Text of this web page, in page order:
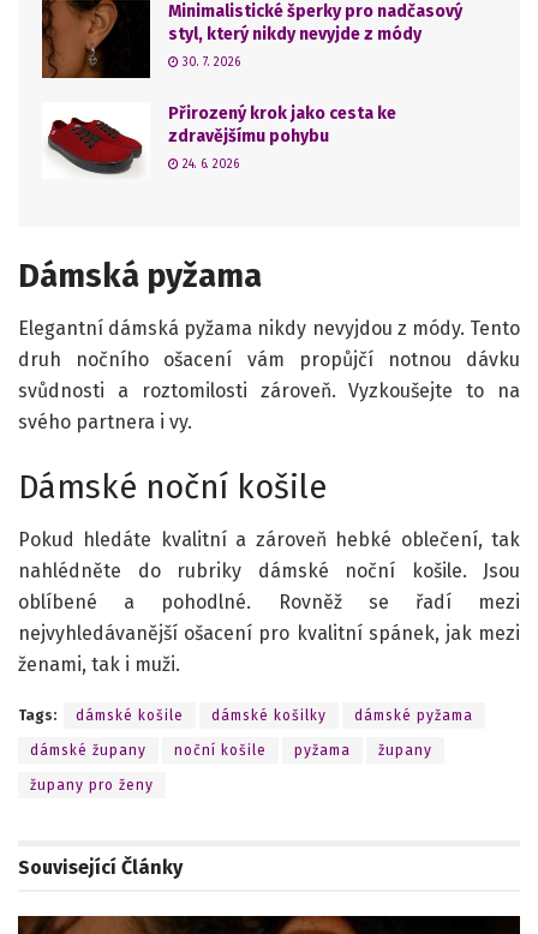
Minimalistické šperky pro nadčasový
styl, který nikdy nevyjde z módy
30. 7. 2026
Přirozený krok jako cesta ke
zdravějšímu pohybu
24. 6. 2026
Dámská pyžama
Elegantní dámská pyžama nikdy nevyjdou z módy. Tento
druh nočního ošacení vám propůjčí notnou dávku
svůdnosti a roztomilosti zároveň. Vyzkoušejte to na
svého partnera i vy.
Dámské noční košile
Pokud hledáte kvalitní a zároveň hebké oblečení, tak
nahlédněte do rubriky dámské noční košile. Jsou
oblíbené a pohodlné. Rovněž se řadí mezi
nejvyhledávanější ošacení pro kvalitní spánek, jak mezi
ženami, tak i muži.
Tags: dámské košile dámské košilky dámské pyžama
dámské župany noční košile pyžama župany
župany pro ženy
Související Články